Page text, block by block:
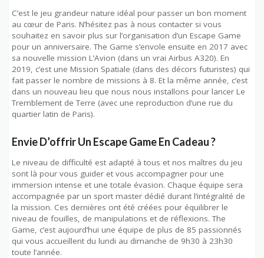
C’est le jeu grandeur nature idéal pour passer un bon moment
au cœur de Paris. N’hésitez pas à nous contacter si vous
souhaitez en savoir plus sur l’organisation d’un Escape Game
pour un anniversaire. The Game s’envole ensuite en 2017 avec
sa nouvelle mission L’Avion (dans un vrai Airbus A320). En
2019, c’est une Mission Spatiale (dans des décors futuristes) qui
fait passer le nombre de missions à 8. Et la même année, c’est
dans un nouveau lieu que nous nous installons pour lancer Le
Tremblement de Terre (avec une reproduction d’une rue du
quartier latin de Paris).
Envie D’offrir Un Escape Game En Cadeau ?
Le niveau de difficulté est adapté à tous et nos maîtres du jeu
sont là pour vous guider et vous accompagner pour une
immersion intense et une totale évasion. Chaque équipe sera
accompagnée par un sport master dédié durant l’intégralité de
la mission. Ces dernières ont été créées pour équilibrer le
niveau de fouilles, de manipulations et de réflexions. The
Game, c’est aujourd’hui une équipe de plus de 85 passionnés
qui vous accueillent du lundi au dimanche de 9h30 à 23h30
toute l’année.